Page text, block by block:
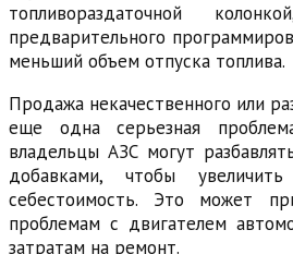
топливораздаточной
предварительного
меньший объем отпуска топлива.
Продажа некачественного или
еще одна серьезная
владельцы АЗС могут
добавками, чтобы
себестоимость. Это может
проблемам с двигателем
затратам на ремонт.